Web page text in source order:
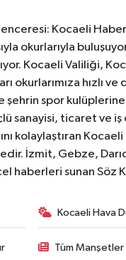
Kocaeli
okurlarıyla
Kocaeli Valiliği,
okurlarımıza hızlı
spor
sanayisi, ticaret ve iş
kolaylaştıran
İzmit, Gebze,
haberleri sunan Söz
Kocaeli Hava
Tüm Manşetler